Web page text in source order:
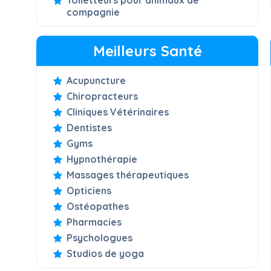
compagnie
Meilleurs Santé
Acupuncture
Chiropracteurs
Cliniques Vétérinaires
Dentistes
Gyms
Hypnothérapie
Massages thérapeutiques
Opticiens
Ostéopathes
Pharmacies
Psychologues
Studios de yoga